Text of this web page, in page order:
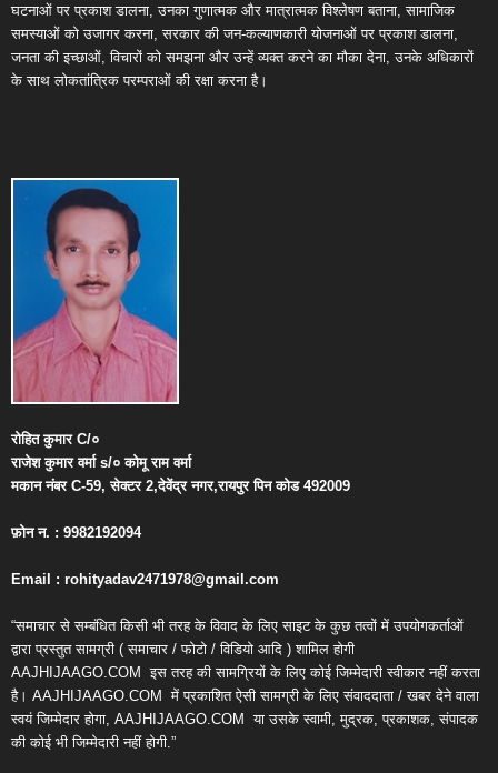
घटनाओं पर प्रकाश डालना, उनका गुणात्मक और मात्रात्मक विश्लेषण बताना, सामाजिक
समस्याओं को उजागर करना, सरकार की जन-कल्याणकारी योजनाओं पर प्रकाश डालना,
जनता की इच्छाओं, विचारों को समझना और उन्हें व्यक्त करने का मौका देना, उनके अधिकारों
के साथ लोकतांत्रिक परम्पराओं की रक्षा करना है।
रोहित कुमारC/०
राजेश कुमार वर्माs/० कोमू राम वर्मा
मकान नंबरC-59,सेक्टर2,देवेंद्र नगर,रायपुर पिन कोड492009
फ़ोन न. : 9982192094
Email : rohityadav2471978@gmail.com
“समाचार से सम्बंधित किसी भी तरह के विवाद के लिए साइट के कुछ तत्वों में उपयोगकर्ताओं
द्वारा प्रस्तुत सामग्री ( समाचार / फोटो / विडियो आदि ) शामिल होगी
AAJHIJAAGO.COM इस तरह की सामग्रियों के लिए कोई जिम्मेदारी स्वीकार नहीं करता
है। AAJHIJAAGO.COM में प्रकाशित ऐसी सामग्री के लिए संवाददाता / खबर देने वाला
स्वयं जिम्मेदार होगा, AAJHIJAAGO.COM या उसके स्वामी, मुद्रक, प्रकाशक, संपादक
की कोई भी जिम्मेदारी नहीं होगी.”